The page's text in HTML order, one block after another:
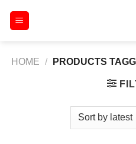
HOME / PRODUCTS